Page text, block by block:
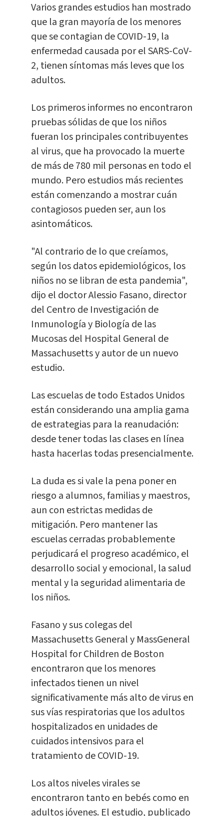
Varios grandes estudios han mostrado
que la gran mayoría de los menores
que se contagian de COVID-19, la
enfermedad causada por el SARS-CoV-
2, tienen síntomas más leves que los
adultos.
Los primeros informes no encontraron
pruebas sólidas de que los niños
fueran los principales contribuyentes
al virus, que ha provocado la muerte
de más de 780 mil personas en todo el
mundo. Pero estudios más recientes
están comenzando a mostrar cuán
contagiosos pueden ser, aun los
asintomáticos.
"Al contrario de lo que creíamos,
según los datos epidemiológicos, los
niños no se libran de esta pandemia",
dijo el doctor Alessio Fasano, director
del Centro de Investigación de
Inmunología y Biología de las
Mucosas del Hospital General de
Massachusetts y autor de un nuevo
estudio.
Las escuelas de todo Estados Unidos
están considerando una amplia gama
de estrategias para la reanudación:
desde tener todas las clases en línea
hasta hacerlas todas presencialmente.
La duda es si vale la pena poner en
riesgo a alumnos, familias y maestros,
aun con estrictas medidas de
mitigación. Pero mantener las
escuelas cerradas probablemente
perjudicará el progreso académico, el
desarrollo social y emocional, la salud
mental y la seguridad alimentaria de
los niños.
Fasano y sus colegas del
Massachusetts General y MassGeneral
Hospital for Children de Boston
encontraron que los menores
infectados tienen un nivel
significativamente más alto de virus en
sus vías respiratorias que los adultos
hospitalizados en unidades de
cuidados intensivos para el
tratamiento de COVID-19.
Los altos niveles virales se
encontraron tanto en bebés como en
adultos jóvenes. El estudio, publicado